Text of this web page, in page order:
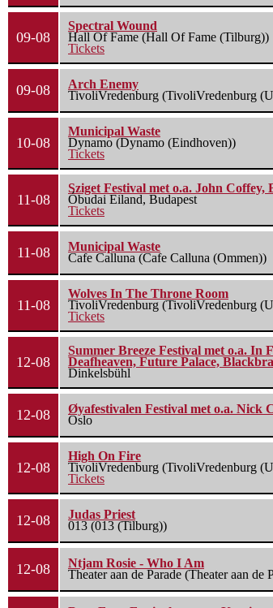
09-08
Spectral Wound
Hall Of Fame (Hall Of Fame (Tilburg))
Tickets
09-08
Arch Enemy
TivoliVredenburg (TivoliVredenburg
10-08
Municipal Waste
Dynamo (Dynamo (Eindhoven))
Tickets
11-08
Sziget Festival met o.a. John
Óbudai Eiland, Budapest
Tickets
11-08
Municipal Waste
Cafe Calluna (Cafe Calluna (Ommen))
11-08
Wolves In The Throne Room
TivoliVredenburg (TivoliVredenburg
Tickets
12-08
Summer Breeze Festival met o.a. In
Deafheaven, Future Palace,
Dinkelsbühl
12-08
Øyafestivalen Festival met o.a. Nick
Oslo
12-08
High On Fire
TivoliVredenburg (TivoliVredenburg
Tickets
12-08
Judas Priest
013 (013 (Tilburg))
12-08
Ntjam Rosie - Who I Am
Theater aan de Parade (Theater aan de